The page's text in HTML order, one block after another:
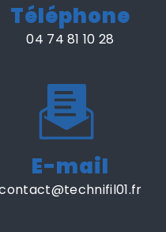
Téléphone
04 74 81 10 28
E-mail